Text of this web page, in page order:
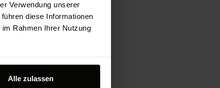
Verwendung unserer
diese Informationen
Rahmen Ihrer Nutzung
Alle zulassen
und
und
die
E-